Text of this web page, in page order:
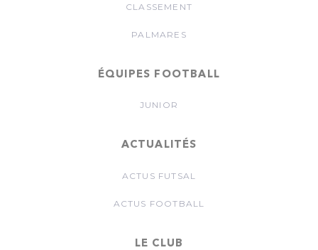
CLASSEMENT
PALMARES
ÉQUIPES FOOTBALL
JUNIOR
ACTUALITÉS
ACTUS FUTSAL
ACTUS FOOTBALL
LE CLUB